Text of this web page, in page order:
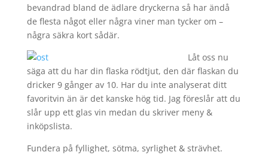
bevandrad bland de ädlare dryckerna så har ändå
de flesta något eller några viner man tycker om –
några säkra kort sådär.
Låt oss nu
säga att du har din flaska rödtjut, den där flaskan du
dricker 9 gånger av 10. Har du inte analyserat ditt
favoritvin än är det kanske hög tid. Jag föreslår att du
slår upp ett glas vin medan du skriver meny &
inköpslista.
Fundera på fyllighet, sötma, syrlighet & strävhet.